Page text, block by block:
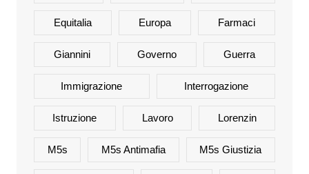
Equitalia Europa Farmaci
Giannini Governo Guerra
Immigrazione Interrogazione
Istruzione Lavoro Lorenzin
M5s M5s Antimafia M5s Giustizia